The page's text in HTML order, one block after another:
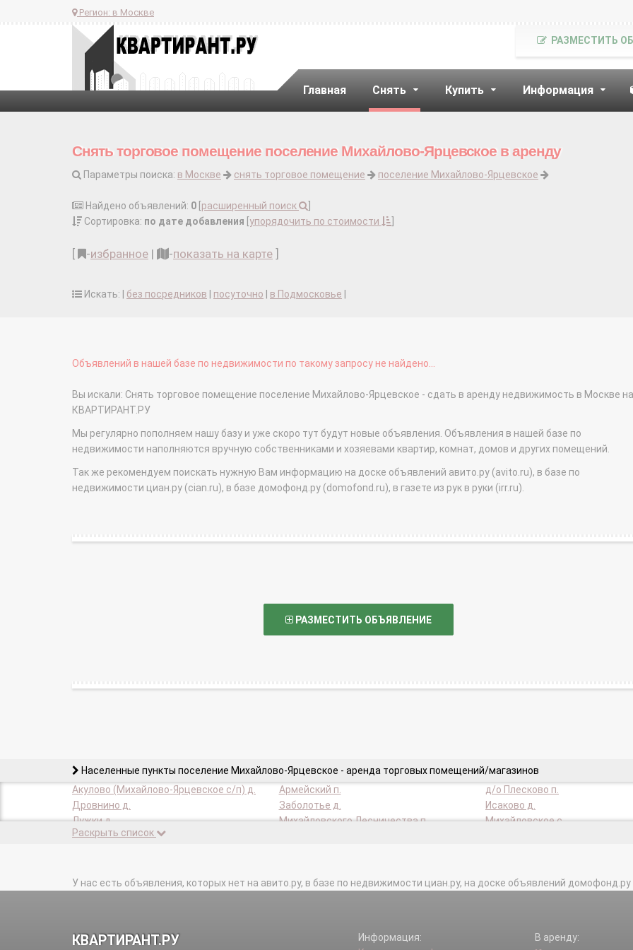
Регион: в Москве
Главная Снять Купить Информация
РАЗМЕСТИТЬ
Снять торговое помещение поселение Михайлово-Ярцевское в аренду
Параметры поиска: в Москве снять торговое помещение поселение Михайлово-Ярцевское
Найдено объявлений: 0 расширенный поиск
Сортировка: по дате добавления упорядочить по стоимости
-избранное | -показать на карте
Искать: | без посредников посуточно в Подмосковье
Объявлений в нашей базе по недвижимости по такому запросу не найдено...
Вы искали: Снять торговое помещение поселение Михайлово-Ярцевское - сдать в аренду недвижимость в Москве на
КВАРТИРАНТ.РУ
Мы регулярно пополняем нашу базу и уже скоро тут будут новые объявления. Объявления в нашей базе по
недвижимости наполняются вручную собственниками и хозяевами квартир, комнат, домов и других помещений.
Так же рекомендуем поискать нужную Вам информацию на доске объявлений авито.ру (avito.ru), в базе по
недвижимости циан.ру (cian.ru), в базе домофонд.ру (domofond.ru), в газете из рук в руки (irr.ru).
РАЗМЕСТИТЬ ОБЪЯВЛЕНИЕ
Населенные пункты поселение Михайлово-Ярцевское - аренда торговых помещений/магазинов
Акулово (Михайлово-Ярцевское с/п) д.
Армейский п.
д/о Плесково п.
Дровнино д.
Заболотье д.
Исаково д.
Лужки д.
Михайловского Лесничества п.
Михайловское с.
Пудово-Сипягино д.
Раскрыть список
У нас есть объявления, которых нет на авито.ру, в базе по недвижимости циан.ру, на доске объявлений домофонд.ру
КВАРТИРАНТ.РУ
Информация:
В аренду: